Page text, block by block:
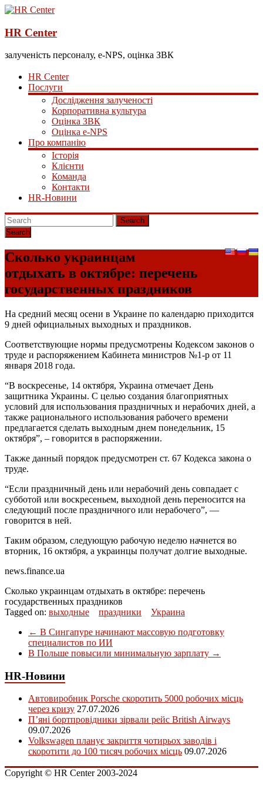
HR Center
залученість персоналу, e-NPS, оцінка ЗВК
HR Center
Послуги
Дослідження залученості
Корпоративна культура
Оцінка ЗВК
Оцінка e-NPS
Про компанію
Історія
Клієнти
Команда
Контакти
HR-Новини
Search
Сколько украинцам
отдыхать в октябре: перечень
государственных праздников
На средний месяц осени в Украине по календарю приходится
9 дней официальных выходных и праздников.
Соответствующие нормы предусмотрены Кодексом законов о
труде и распоряжением Кабинета министров №1-р от 11
января 2018 года.
“В воскресенье, 14 октября, Украина отмечает День
защитника Украины. С целью создания благоприятных
условий для использования праздничных и нерабочих дней, а
также рационального использования рабочего времени
предлагается сделать выходным днем понедельник, 15
октября”, – говорится в распоряжении.
Также данный порядок предусмотрен ст. 67 Кодекса закона о
труде.
“Если праздничный день или нерабочий день совпадает с
субботой или воскресеньем, выходной день переносится на
следующий после праздничного или нерабочего”, —
говорится в ней.
Таким образом, следующую рабочую неделю начнется во
вторник, 16 октября, а украинцы получат долгие выходные.
news.finance.ua
Сколько украинцам отдыхать в октябре: перечень
государственных праздников
Tagged on: выходные праздники
Украина
← В Сингапуре начинают массовую подготовку
специалистов по ИИ
В Польше повысили минимальную зарплату →
HR-Новини
Автовиробник Porsche скоротить 5000 робочих місць
через кризу 27.07.2026
П’яні бортпровідники зірвали рейс British Airways
09.07.2026
Volkswagen планує закриття чотирьох заводів і
скоротити до 100 тисяч робочих місць 09.07.2026
Copyright © HR Center 2003-2024